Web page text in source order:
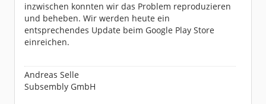
inzwischen konnten wir das Problem reproduzieren
und beheben. Wir werden heute ein
entsprechendes Update beim Google Play Store
einreichen.
Andreas Selle
Subsembly GmbH